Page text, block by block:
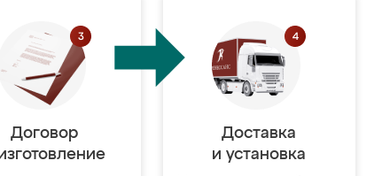
Договор
Доставка
и установка